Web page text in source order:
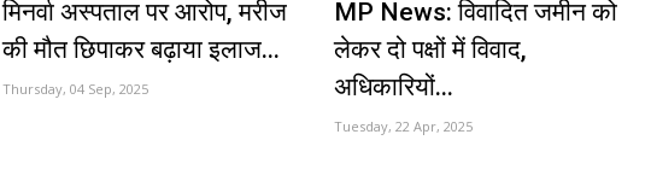
मिनर्वा अस्पताल पर आरोप, मरीज
की मौत छिपाकर बढ़ाया इलाज...
Thursday, 04 Sep, 2025
MP News: विवादित जमीन को
लेकर दो पक्षों में विवाद,
अधिकारियों...
Tuesday, 22 Apr, 2025